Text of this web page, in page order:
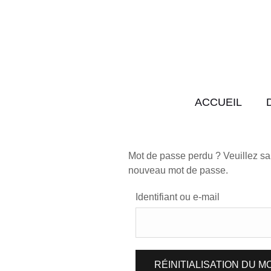
ACCUEIL
Mot de passe perdu ? Veuillez
nouveau mot de passe.
Identifiant ou e-mail
RÉINITIALISATION DU